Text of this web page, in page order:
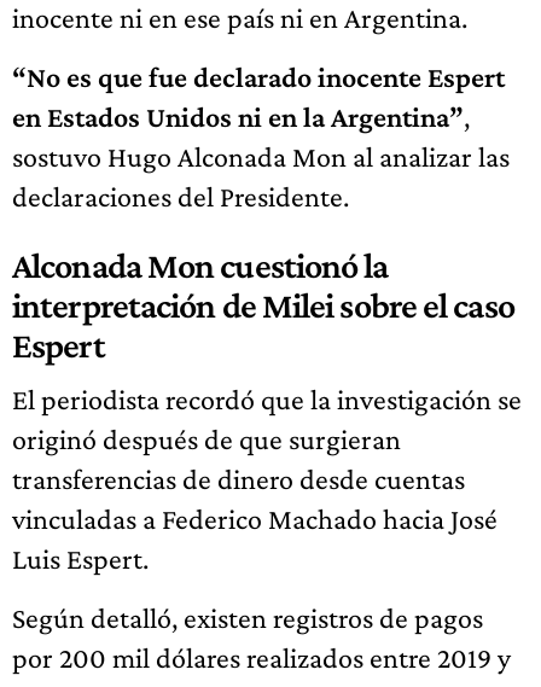
inocente ni en ese país ni en Argentina.
“No es que fue declarado inocente Espert
en Estados Unidos ni en la Argentina”,
sostuvo Hugo Alconada Mon al analizar las
declaraciones del Presidente.
Alconada Mon cuestionó la
interpretación de Milei sobre el caso
Espert
El periodista recordó que la investigación se
originó después de que surgieran
transferencias de dinero desde cuentas
vinculadas a Federico Machado hacia José
Luis Espert.
Según detalló, existen registros de pagos
por 200 mil dólares realizados entre 2019 y